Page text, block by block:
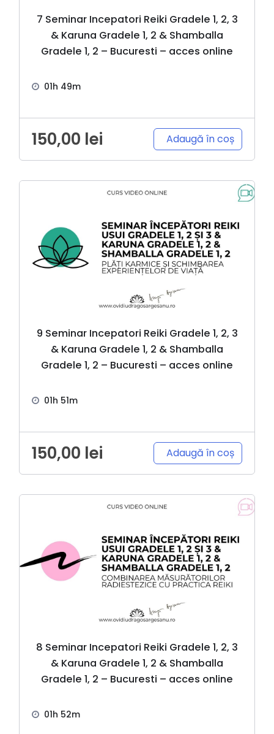
7 Seminar Incepatori Reiki Gradele 1, 2, 3
& Karuna Gradele 1, 2 & Shamballa
Gradele 1, 2 – Bucuresti – acces online
01h 49m
150,00 lei Adaugă în coș
9 Seminar Incepatori Reiki Gradele 1, 2, 3
& Karuna Gradele 1, 2 & Shamballa
Gradele 1, 2 – Bucuresti – acces online
01h 51m
150,00 lei Adaugă în coș
8 Seminar Incepatori Reiki Gradele 1, 2, 3
& Karuna Gradele 1, 2 & Shamballa
Gradele 1, 2 – Bucuresti – acces online
01h 52m